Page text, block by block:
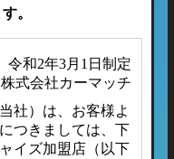
。
令和2年3月1日制定
株式会社カーマッチ
社）は、お客様よ
つきましては、下
イズ加盟店（以下